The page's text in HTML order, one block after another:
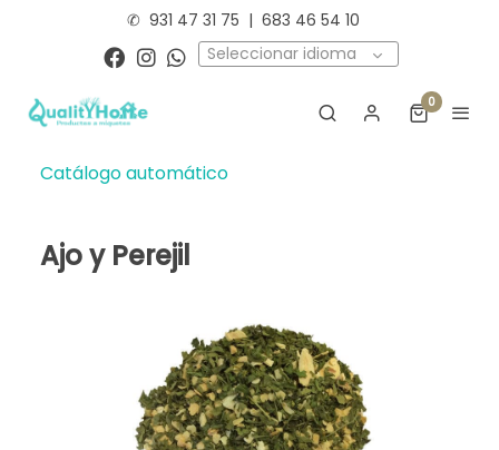
✆ 931 47 31 75 | 683 46 54 10
Seleccionar idioma
0
Catálogo automático
Ajo y Perejil